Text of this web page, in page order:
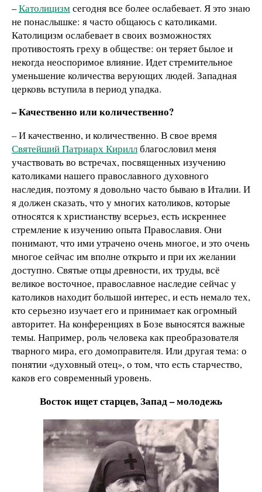
–Католицизмсегодня все более ослабевает. Я это знаю
не понаслышке: я часто общаюсь с католиками.
Католицизм ослабевает в своих возможностях
противостоять греху в обществе: он теряет былое и
некогда неоспоримое влияние. Идет стремительное
уменьшение количества верующих людей. Западная
церковь вступила в период упадка.
– Качественно или количественно?
– И качественно, и количественно. В свое время
Святейший Патриарх Кириллблагословил меня
участвовать во встречах, посвященных изучению
католиками нашего православного духовного
наследия, поэтому я довольно часто бываю в Италии. И
я должен сказать, что у многих католиков, которые
относятся к христианству всерьез, есть искреннее
стремление к изучению опыта Православия. Они
понимают, что ими утрачено очень многое, и это очень
многое сейчас им вполне открыто и при их желании
доступно. Святые отцы древности, их труды, всё
великое восточное, православное наследие сейчас у
католиков находит большой интерес, и есть немало тех,
кто серьезно изучает его и принимает как огромный
авторитет. На конференциях в Бозе выносятся важные
темы. Например, роль человека как преобразователя
тварного мира, его домоправителя. Или другая тема: о
понятии «духовный отец», о том, что есть старчество,
каков его современный уровень.
Восток ищет старцев, Запад – молодежь